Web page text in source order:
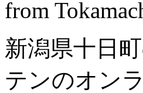
from
新潟県十日
テンのオン